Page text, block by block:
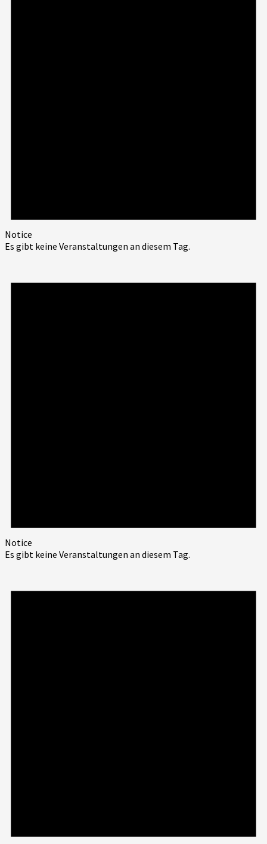
Notice
Es gibt keine Veranstaltungen an diesem Tag.
Notice
Es gibt keine Veranstaltungen an diesem Tag.